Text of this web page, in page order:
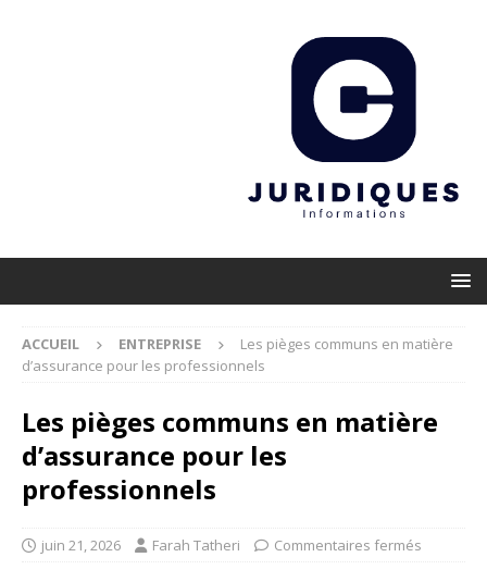
ACCUEIL ENTREPRISE
Les pièges communs en matière
d’assurance pour les professionnels
Les pièges communs en matière
d’assurance pour les
professionnels
juin 21, 2026 Farah Tatheri Commentaires fermés